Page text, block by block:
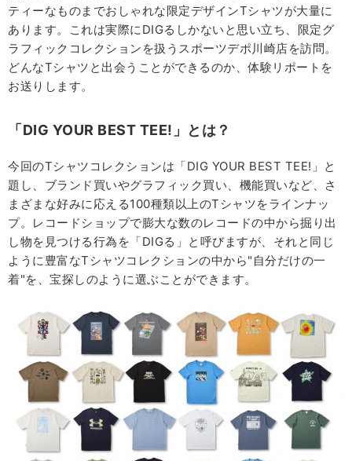
ティーなものまでおしゃれな限定デザインTシャツが大量に
あります。これは実際にDIGるしかないと思い立ち、限定グ
ラフィックコレクションを扱うスポーツデポ川崎店を訪問。
どんなTシャツと出会うことができるのか、体験リポートを
お送りします。
「DIG YOUR BEST TEE!」とは？
今回のTシャツコレクションは「DIG YOUR BEST TEE!」と
題し、ブランド買いやグラフィック買い、機能買いなど、さ
まざまな好みに応える100種類以上のTシャツをラインナッ
プ。レコードショップで膨大な数のレコードの中から掘り出
し物を見つける行為を「DIGる」と呼びますが、それと同じ
ように豊富なTシャツコレクションの中から"自分だけの一
着"を、宝探しのように選ぶことができます。